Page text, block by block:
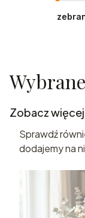
Zobacz więcej
Sprawdź
dodajemy na